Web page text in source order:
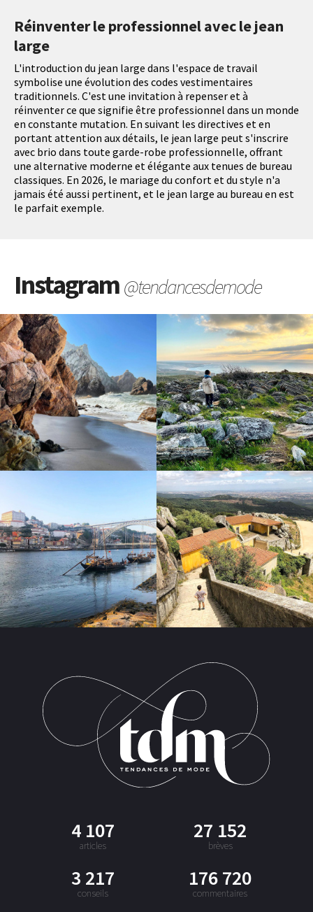
Réinventer le professionnel avec le jean
large
L'introduction du jean large dans l'espace de travail
symbolise une évolution des codes vestimentaires
traditionnels. C'est une invitation à repenser et à
réinventer ce que signifie être professionnel dans un monde
en constante mutation. En suivant les directives et en
portant attention aux détails, le jean large peut s'inscrire
avec brio dans toute garde-robe professionnelle, offrant
une alternative moderne et élégante aux tenues de bureau
classiques. En 2026, le mariage du confort et du style n'a
jamais été aussi pertinent, et le jean large au bureau en est
le parfait exemple.
Instagram@tendancesdemode
4 107
articles
27 152
brèves
3 217
conseils
176 720
commentaires